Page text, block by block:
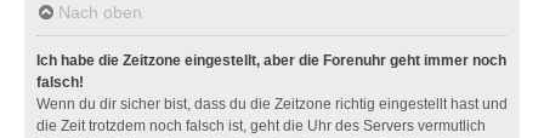
Nach oben
Ich habe die Zeitzone eingestellt, aber die Forenuhr geht immer noch
falsch!
Wenn du dir sicher bist, dass du die Zeitzone richtig eingestellt hast und
die Zeit trotzdem noch falsch ist, geht die Uhr des Servers vermutlich